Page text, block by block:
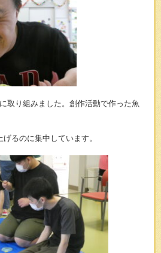
取り組みました。創作活動で作った魚
るのに集中しています。